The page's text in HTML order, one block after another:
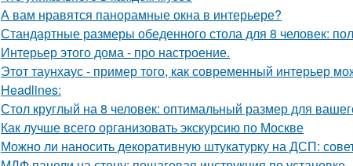
А вам нравятся панорамные окна в интерьере?
Стандартные размеры обеденного стола для 8 человек:
Интерьер этого дома - про настроение.
Этот таунхаус - пример того, как современный интерьер
Headlines:
Стол круглый на 8 человек: оптимальный размер для
Как лучше всего организовать экскурсию по Москве
Можно ли наносить декоративную штукатурку на ДСП: